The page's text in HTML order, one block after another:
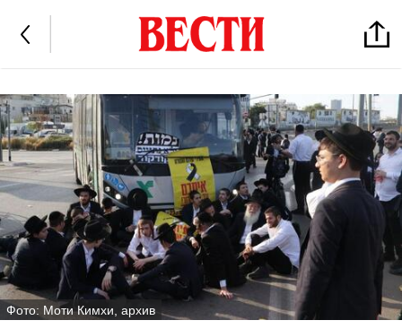
Фото: Моти Кимхи, архив